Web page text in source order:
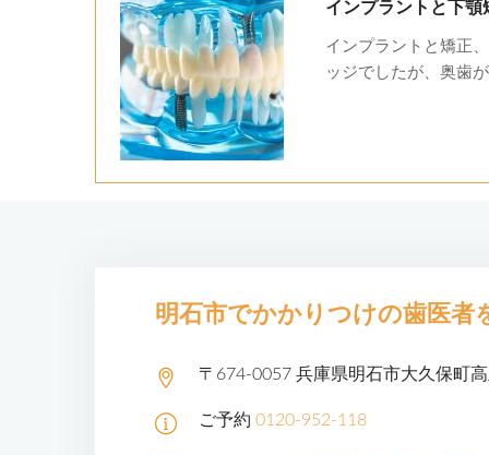
インプラントと下
インプラントと矯正
ッジでしたが、奥歯
明石市でかかりつけの歯医者
〒674-0057 兵庫県明石市大久保町
ご予約 0120-952-118